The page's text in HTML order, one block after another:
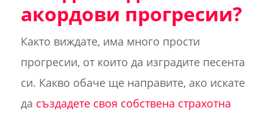
акордови прогресии?
Както виждате, има много прости
прогресии, от които да изградите песента
си. Какво обаче ще направите, ако искате
да създадете своя собствена страхотна